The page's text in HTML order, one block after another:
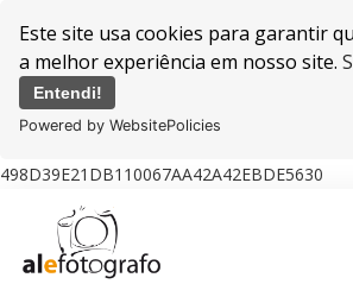
Este site usa cookies para garantir
a melhor experiência em nosso site.
Entendi!
Powered by WebsitePolicies
498D39E21DB110067AA42A42EBDE5630